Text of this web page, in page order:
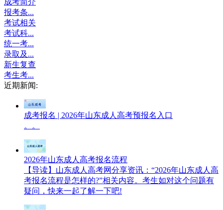
报考条...
考试相关
考试科...
统一考...
录取及...
新生复查
考生考...
近期新闻:
成考报名 | 2026年山东成人高考预报名入口
。。
2026年山东成人高考报名流程
【导读】山东成人高考网分享资讯：“2026年山东成人高
考报名流程是怎样的?”相关内容。考生如对这个问题有
疑问，快来一起了解一下吧!